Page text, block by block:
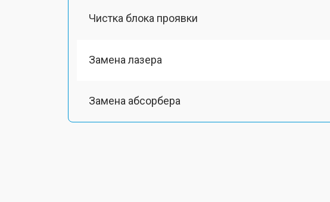
Чистка блока проявки
Замена лазера
Замена абсорбера